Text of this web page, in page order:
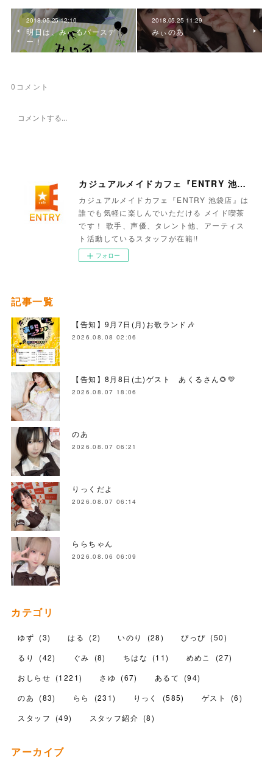
2018.05.25 12:10
明日は、みぃるバースデ
ー！
2018.05.25 11:29
みぃのあ
0 コメント
カジュアルメイドカフェ『ENTRY 池袋店』
カジュアルメイドカフェ『ENTRY 池袋店』は
誰でも気軽に楽しんでいただける メイド喫茶
です！ 歌手、声優、タレント他、アーティス
ト活動しているスタッフが在籍!!
フォロー
記事一覧
【告知】9月7日(月)お歌ランド🎶
2026.08.08 02:06
【告知】8月8日(土)ゲスト あくるさん🌻💛
2026.08.07 18:06
のあ
2026.08.07 06:21
りっくだよ
2026.08.07 06:14
ららちゃん
2026.08.06 06:09
カテゴリ
ゆず (3) はる (2) いのり (28) ぴっぴ (50)
るり
(42) ぐみ (8) ちはな (11) めめこ (27)
おしらせ (1221) さゆ (67) あるて (94)
のあ
(83) らら (231) りっく (585) ゲスト (6)
スタッフ
(49) スタッフ紹介 (8)
アーカイブ